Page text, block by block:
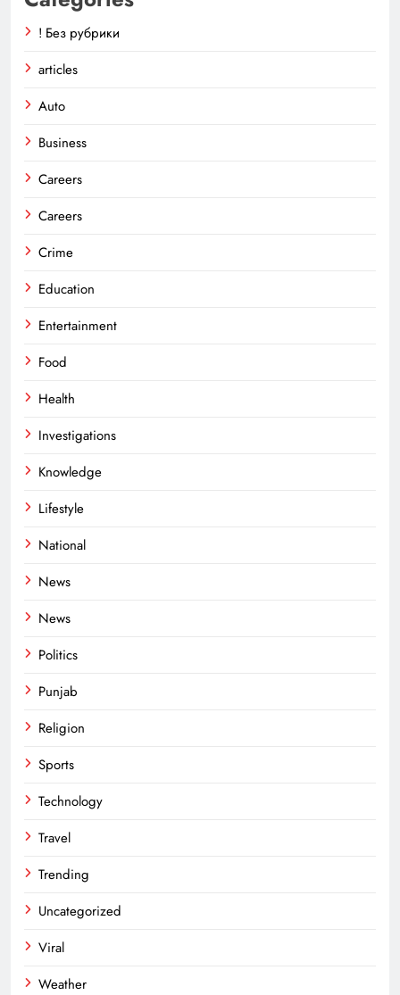
! Без рубрики
articles
Auto
Business
Careers
Careers
Crime
Education
Entertainment
Food
Health
Investigations
Knowledge
Lifestyle
National
News
News
Politics
Punjab
Religion
Sports
Technology
Travel
Trending
Uncategorized
Viral
Weather